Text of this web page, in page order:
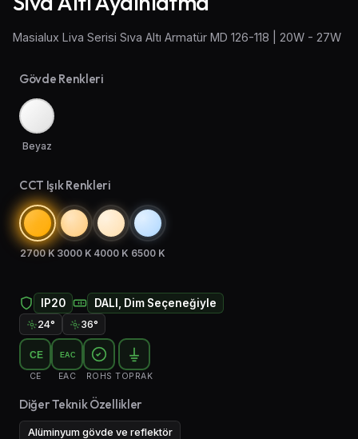
Masialux Liva Serisi Sıva Altı Armatür MD 126-118 | 20W - 27W
Gövde Renkleri
Beyaz
CCT Işık Renkleri
2700 K 3000 K 4000 K 6500 K
IP20 DALI, Dim Seçeneğiyle
24° 36°
CE
CE
EAC
EAC ROHS TOPRAK
Diğer Teknik Özellikler
Alüminyum gövde ve reflektör